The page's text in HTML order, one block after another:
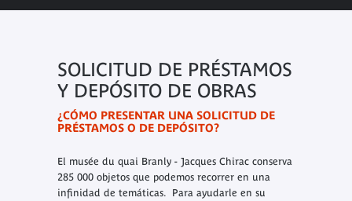
SOLICITUD DE PRÉSTAMOS
Y DEPÓSITO DE OBRAS
¿CÓMO PRESENTAR UNA SOLICITUD DE
PRÉSTAMOS O DE DEPÓSITO?
El musée du quai Branly - Jacques Chirac conserva
285 000 objetos que podemos recorrer en una
infinidad de temáticas. Para ayudarle en su